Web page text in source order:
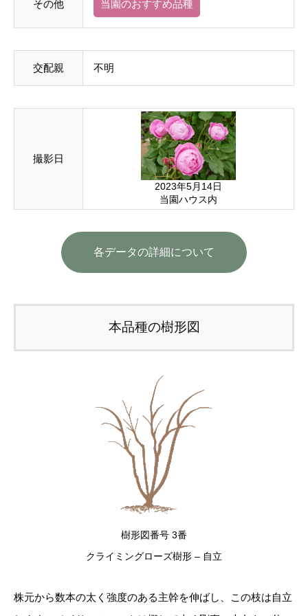
その他 当園のおすすめ品種
交配親 不明
撮影日
2023年5月14日
当園ハウス内
各データの詳細について
本品種の樹形図
樹形図番号 3番
クライミングローズ樹形 – 自立
株元から数本の太く強度のある主幹を伸ばし、この枝は自立